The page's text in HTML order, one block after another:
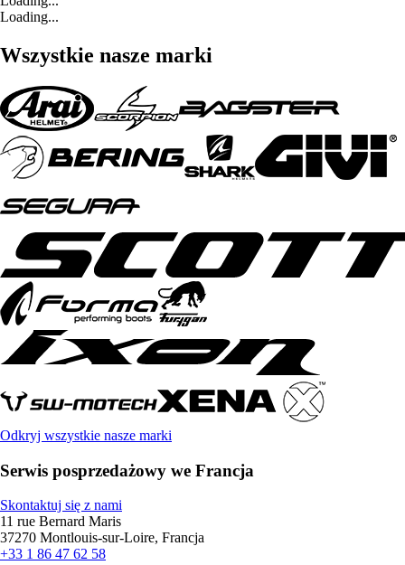
Loading...
Wszystkie nasze marki
Odkryj wszystkie nasze marki
Serwis posprzedażowy we Francja
Skontaktuj się z nami
11 rue Bernard Maris
37270 Montlouis-sur-Loire, Francja
+33 1 86 47 62 58